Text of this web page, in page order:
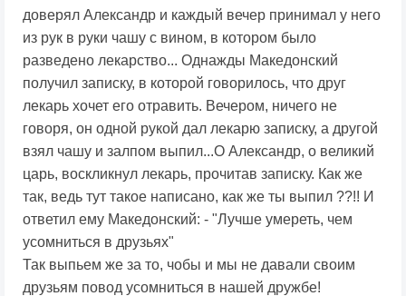
доверял Александр и каждый вечер принимал у него
из рук в руки чашу с вином, в котором было
разведено лекарство... Однажды Македонский
получил записку, в которой говорилось, что друг
лекарь хочет его отравить. Вечером, ничего не
говоря, он одной рукой дал лекарю записку, а другой
взял чашу и залпом выпил...О Александр, о великий
царь, воскликнул лекарь, прочитав записку. Как же
так, ведь тут такое написано, как же ты выпил ??!! И
ответил ему Македонский: - "Лучше умереть, чем
усомниться в друзьях"
Так выпьем же за то, чобы и мы не давали своим
друзьям повод усомниться в нашей дружбе!